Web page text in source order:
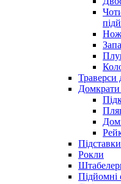
Траверси
Домкрати
Рокли
Підйомні